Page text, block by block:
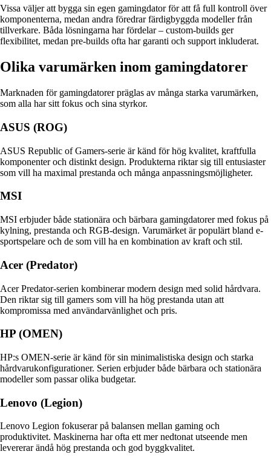
Vissa väljer att bygga sin egen gamingdator för att få full kontroll över
komponenterna, medan andra föredrar färdigbyggda modeller från
tillverkare. Båda lösningarna har fördelar – custom-builds ger
flexibilitet, medan pre-builds ofta har garanti och support inkluderat.
Olika varumärken inom gamingdatorer
Marknaden för gamingdatorer präglas av många starka varumärken,
som alla har sitt fokus och sina styrkor.
ASUS (ROG)
ASUS Republic of Gamers-serie är känd för hög kvalitet, kraftfulla
komponenter och distinkt design. Produkterna riktar sig till entusiaster
som vill ha maximal prestanda och många anpassningsmöjligheter.
MSI
MSI erbjuder både stationära och bärbara gamingdatorer med fokus på
kylning, prestanda och RGB-design. Varumärket är populärt bland e-
sportspelare och de som vill ha en kombination av kraft och stil.
Acer (Predator)
Acer Predator-serien kombinerar modern design med solid hårdvara.
Den riktar sig till gamers som vill ha hög prestanda utan att
kompromissa med användarvänlighet och pris.
HP (OMEN)
HP:s OMEN-serie är känd för sin minimalistiska design och starka
hårdvarukonfigurationer. Serien erbjuder både bärbara och stationära
modeller som passar olika budgetar.
Lenovo (Legion)
Lenovo Legion fokuserar på balansen mellan gaming och
produktivitet. Maskinerna har ofta ett mer nedtonat utseende men
levererar ändå hög prestanda och god byggkvalitet.